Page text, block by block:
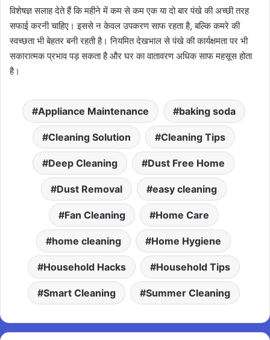
विशेषज्ञ सलाह देते हैं कि महीने में कम से कम एक या दो बार पंखे की अच्छी तरह
सफाई करनी चाहिए। इससे न केवल उपकरण साफ रहता है, बल्कि कमरे की
स्वच्छता भी बेहतर बनी रहती है। नियमित देखभाल से पंखे की कार्यक्षमता पर भी
सकारात्मक प्रभाव पड़ सकता है और घर का वातावरण अधिक साफ महसूस होता
है।
Appliance Maintenance baking soda
Cleaning Solution Cleaning Tips
Deep Cleaning Dust Free Home
Dust Removal easy cleaning
Fan Cleaning Home Care
home cleaning Home Hygiene
Household Hacks Household Tips
Smart Cleaning Summer Cleaning